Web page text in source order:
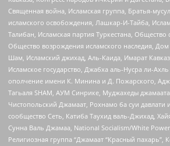
Священная война, Исламская группа, Братья-
исламского освобождения, Лашкар-И-Тайба,
Талибан, Исламская партия Туркестана,
Общество возрождения исламского наследия,
Шам, Исламский джихад, Аль-Каида, Имарат
Исламское государство, Джабха аль-Нусра ли-
ополчение имени К. Минина и Д. Пожарского,
Тагьаля SHAM, АУМ Синрике, Муджахеды
Чистопольский Джамаат, Рохнамо ба суи давлати
сообщество Сеть, Катиба Таухид валь-Джихад,
Сунна Валь Джамаа, National Socialism/White
Религиозная группа “Джамаат “Красный пахарь”,